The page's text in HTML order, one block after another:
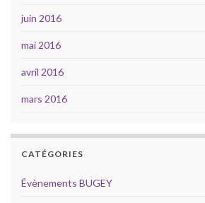
juin 2016
mai 2016
avril 2016
mars 2016
CATÉGORIES
Évènements BUGEY